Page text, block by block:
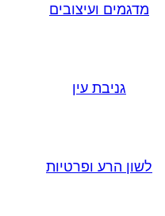
מדגמים ועיצובים
גניבת עין
לשון הרע ופרטיות